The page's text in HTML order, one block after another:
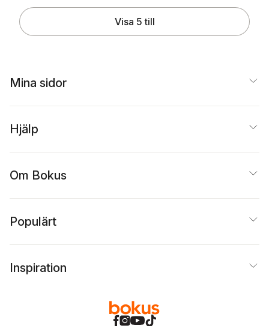
Visa 5 till
Mina sidor
Hjälp
Om Bokus
Populärt
Inspiration